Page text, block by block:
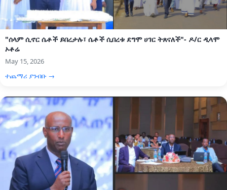
"ሰላም ሲኖር ሴቶች ይበረታሉ፣ ሴቶች ሲበረቱ ደግሞ ሀገር ትጸናለች"- ዶ/ር ዲላሞ
ኦቶሬ
May 15, 2026
ተጨማሪ ያንብቡ →